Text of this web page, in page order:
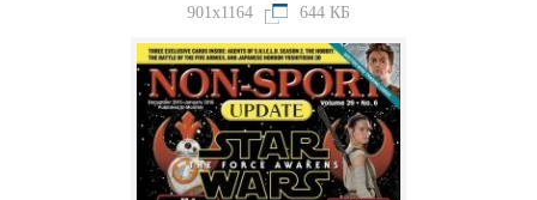
901x1164 644 КБ